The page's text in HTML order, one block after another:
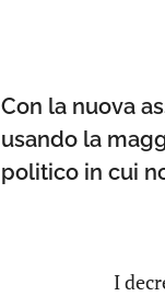
Con la nuova
usando la
politico in cui
I